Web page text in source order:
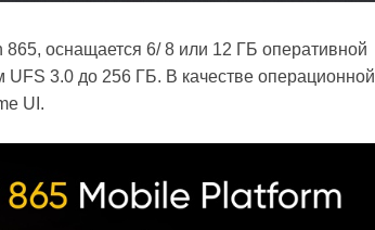
оснащается 6/ 8 или 12 ГБ оперативной
3.0 до 256 ГБ. В качестве операционной
UI.